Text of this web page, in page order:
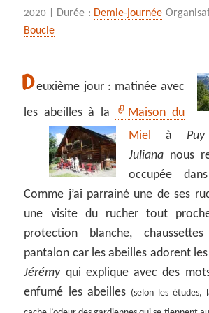
2020 |
Durée : Demie-journée
Boucle
Deuxième jour : matinée avec
les abeilles à la
Maison du
Miel
à
Juliana nous
occupée
Comme j’ai parrainé une de ses
une visite du rucher tout
protection blanche,
pantalon car les abeilles adorent les
Jérémyqui explique avec des
enfumé les abeilles (selon les